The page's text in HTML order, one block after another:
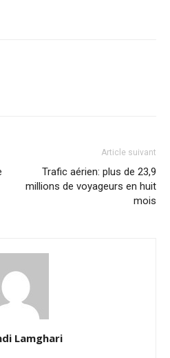
Article suivant
Trafic aérien: plus de 23,9
millions de voyageurs en huit
mois
Lamghari